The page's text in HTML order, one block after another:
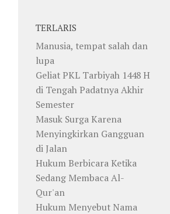
TERLARIS
Manusia, tempat salah dan
lupa
Geliat PKL Tarbiyah 1448 H
di Tengah Padatnya Akhir
Semester
Masuk Surga Karena
Menyingkirkan Gangguan
di Jalan
Hukum Berbicara Ketika
Sedang Membaca Al-
Qur'an
Hukum Menyebut Nama